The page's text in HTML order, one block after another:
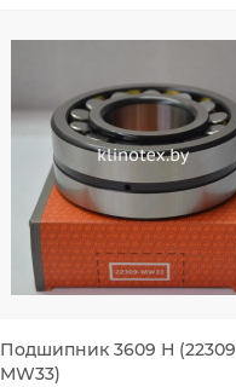
Подшипник 3609 Н (22309
MW33)